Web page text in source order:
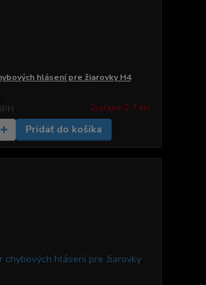
hlásení pre žiarovky H4
Zvyčajne 2-7 dni.
Pridať do košíka